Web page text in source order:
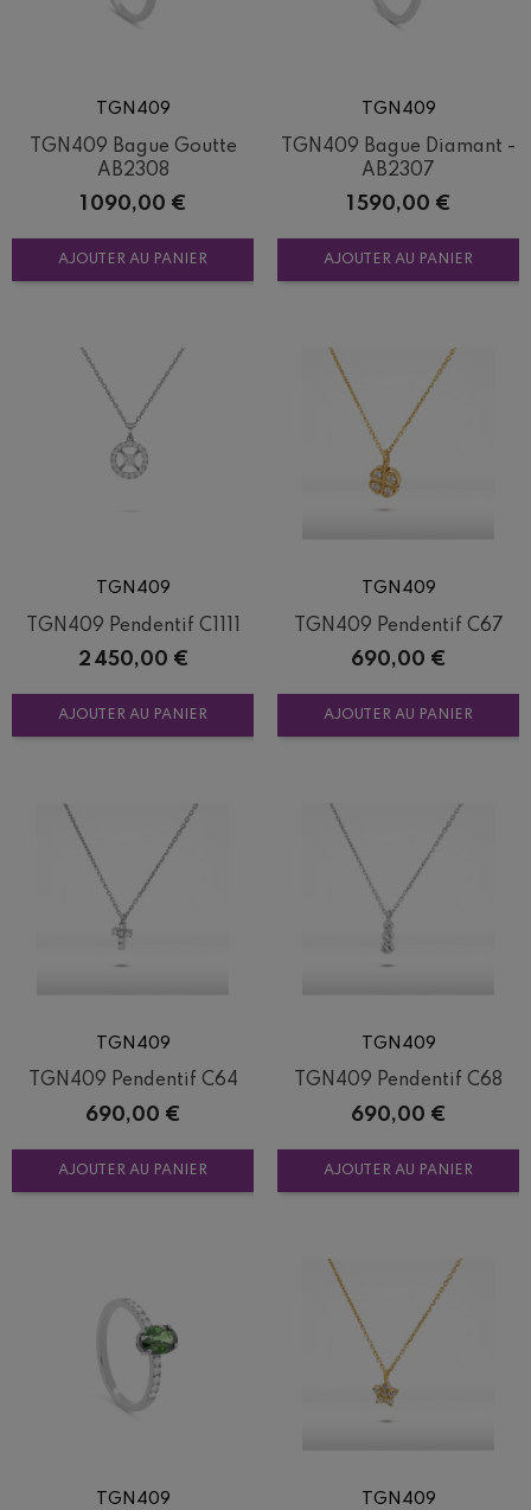
TGN409
TGN409 Bague Goutte
AB2308
Prix
1 090,00 €
AJOUTER AU PANIER
TGN409
TGN409 Bague Diamant -
AB2307
Prix
1 590,00 €
AJOUTER AU PANIER
TGN409
TGN409 Pendentif C1111
Prix
2 450,00 €
AJOUTER AU PANIER
TGN409
TGN409 Pendentif C67
Prix
690,00 €
AJOUTER AU PANIER
TGN409
TGN409 Pendentif C64
Prix
690,00 €
AJOUTER AU PANIER
TGN409
TGN409 Pendentif C68
Prix
690,00 €
AJOUTER AU PANIER
TGN409 TGN409